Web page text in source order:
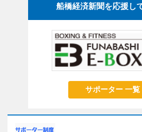
船橋経済新聞を応援し
サポーター 一覧